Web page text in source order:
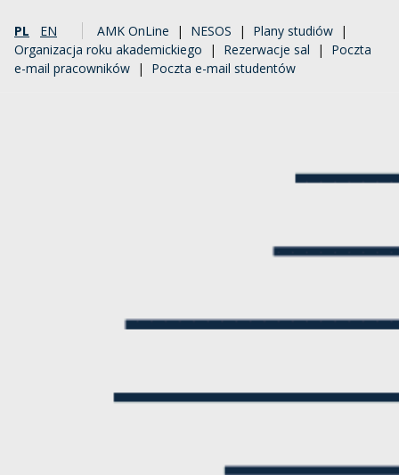
PL EN AMK OnLine | NESOS | Plany studiów |
Organizacja roku akademickiego | Rezerwacje sal | Poczta
e-mail pracowników | Poczta e-mail studentów